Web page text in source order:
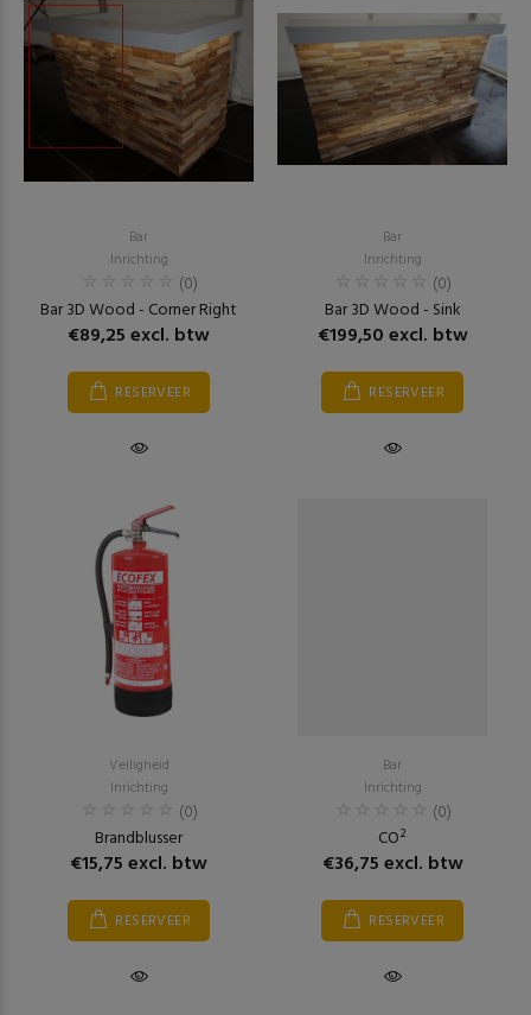
Bar
Inrichting
(0)
Bar 3D Wood - Corner Right
€89,25 excl. btw
RESERVEER
Bar
Inrichting
(0)
Bar 3D Wood - Sink
€199,50 excl. btw
RESERVEER
Veiligheid
Inrichting
(0)
Brandblusser
€15,75 excl. btw
RESERVEER
Bar
Inrichting
(0)
CO²
€36,75 excl. btw
RESERVEER